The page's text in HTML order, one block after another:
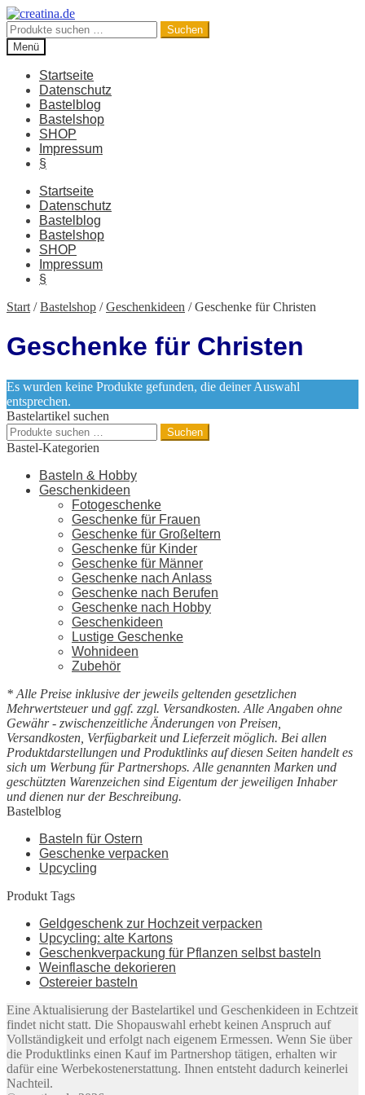
Zur
Navigation
springen
Zum
Inhalt
springen
Suchen
nach:
Suchen
Menü
Startseite
Datenschutz
Bastelblog
Bastelshop
SHOP
Impressum
§
Startseite
Datenschutz
Bastelblog
Bastelshop
SHOP
Impressum
§
Start /Bastelshop /Geschenkideen /Geschenke für Christen
Geschenke für Christen
Es wurden keine Produkte gefunden, die deiner Auswahl
entsprechen.
Bastelartikel suchen
Suchen
nach:
Suchen
Bastel-Kategorien
Basteln & Hobby
Geschenkideen
Fotogeschenke
Geschenke für Frauen
Geschenke für Großeltern
Geschenke für Kinder
Geschenke für Männer
Geschenke nach Anlass
Geschenke nach Berufen
Geschenke nach Hobby
Geschenkideen
Lustige Geschenke
Wohnideen
Zubehör
* Alle Preise inklusive der jeweils geltenden gesetzlichen
Mehrwertsteuer und ggf. zzgl. Versandkosten. Alle Angaben ohne
Gewähr - zwischenzeitliche Änderungen von Preisen,
Versandkosten, Verfügbarkeit und Lieferzeit möglich. Bei allen
Produktdarstellungen und Produktlinks auf diesen Seiten handelt es
sich um Werbung für Partnershops. Alle genannten Marken und
geschützten Warenzeichen sind Eigentum der jeweiligen Inhaber
und dienen nur der Beschreibung.
Bastelblog
Basteln für Ostern
Geschenke verpacken
Upcycling
Produkt Tags
Geldgeschenk zur Hochzeit verpacken
Upcycling: alte Kartons
Geschenkverpackung für Pflanzen selbst basteln
Weinflasche dekorieren
Ostereier basteln
Eine Aktualisierung der Bastelartikel und Geschenkideen in Echtzeit
findet nicht statt. Die Shopauswahl erhebt keinen Anspruch auf
Vollständigkeit und erfolgt nach eigenem Ermessen. Wenn Sie über
die Produktlinks einen Kauf im Partnershop tätigen, erhalten wir
dafür eine Werbekostenerstattung. Ihnen entsteht dadurch keinerlei
Nachteil.